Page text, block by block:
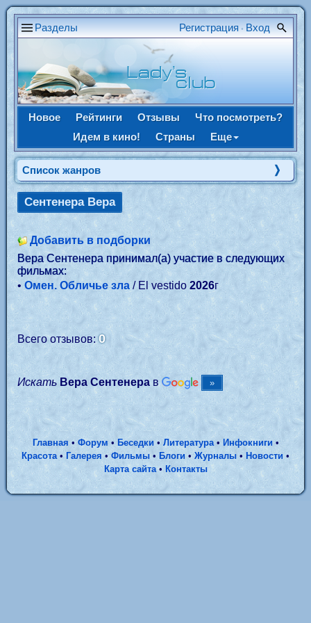
Разделы Регистрация • Вход
Новое Рейтинги Отзывы
Что посмотреть?
Идем в кино!
Страны Еще
Список жанров
Сентенера Вера
Добавить в подборки
Вера Сентенера принимал(а) участие в следующих
фильмах:
•Омен. Обличье зла / El vestido2026г
Всего отзывов:0
Искать Вера Сентенерав
Главная • Форум• Беседки• Литература• Инфокниги•
Красота• Галерея • Фильмы • Блоги • Журналы • Новости •
Карта сайта• Контакты